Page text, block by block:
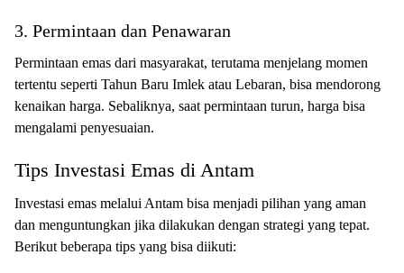
3. Permintaan dan Penawaran
Permintaan emas dari masyarakat, terutama menjelang momen
tertentu seperti Tahun Baru Imlek atau Lebaran, bisa mendorong
kenaikan harga. Sebaliknya, saat permintaan turun, harga bisa
mengalami penyesuaian.
Tips Investasi Emas di Antam
Investasi emas melalui Antam bisa menjadi pilihan yang aman
dan menguntungkan jika dilakukan dengan strategi yang tepat.
Berikut beberapa tips yang bisa diikuti: